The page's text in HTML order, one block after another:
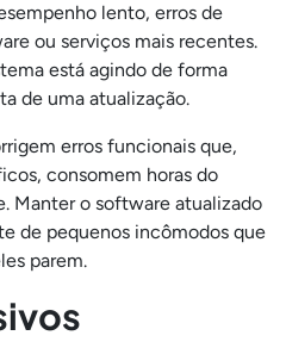
lento, erros de
ou serviços mais recentes.
está agindo de forma
de uma atualização.
erros funcionais que,
consomem horas do
Manter o software atualizado
de pequenos incômodos que
parem.